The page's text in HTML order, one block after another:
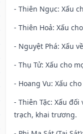
- Thiên Ngục: Xấu
- Thiên Hoả: Xấu
- Nguyệt Phá: Xấu
- Thụ Tử: Xấu cho
- Hoang Vu: Xấu
- Thiên Tặc: Xấu
trạch, khai trương.